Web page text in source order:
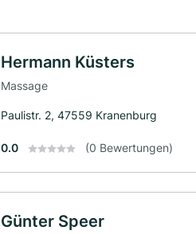
Hermann Küsters
Massage
Paulistr. 2, 47559 Kranenburg
0.0 (0 Bewertungen)
Günter Speer